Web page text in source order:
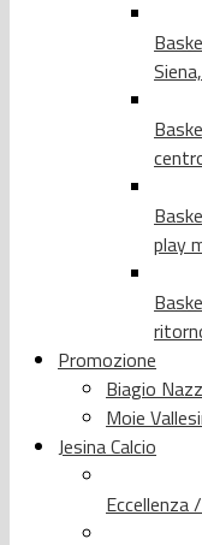
play
Promozione
Biagio
Moie
Jesina Calcio